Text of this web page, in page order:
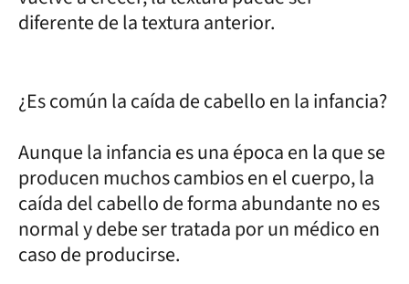
diferente de la textura anterior.
¿Es común la caída de cabello en la infancia?
Aunque la infancia es una época en la que se
producen muchos cambios en el cuerpo, la
caída del cabello de forma abundante no es
normal y debe ser tratada por un médico en
caso de producirse.